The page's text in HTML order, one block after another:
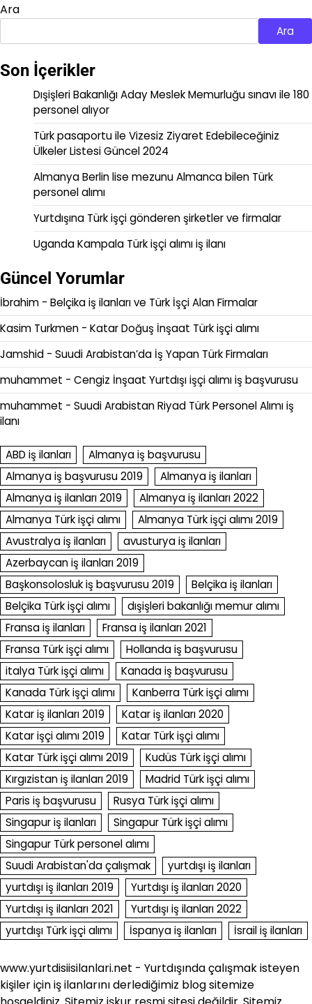
Ara
Ara
Son İçerikler
Dışişleri Bakanlığı Aday Meslek Memurluğu sınavı ile 180
personel alıyor
Türk pasaportu ile Vizesiz Ziyaret Edebileceğiniz
Ülkeler Listesi Güncel 2024
Almanya Berlin lise mezunu Almanca bilen Türk
personel alımı
Yurtdışına Türk işçi gönderen şirketler ve firmalar
Uganda Kampala Türk işçi alımı iş ilanı
Güncel Yorumlar
İbrahim - Belçika iş ilanları ve Türk İşçi Alan Firmalar
Kasim Turkmen - Katar Doğuş İnşaat Türk işçi alımı
Jamshid - Suudi Arabistan’da İş Yapan Türk Firmaları
muhammet - Cengiz İnşaat Yurtdışı işçi alımı iş başvurusu
muhammet - Suudi Arabistan Riyad Türk Personel Alımı iş
ilanı
ABD iş ilanları
Almanya iş başvurusu
Almanya iş başvurusu 2019
Almanya iş ilanları
Almanya iş ilanları 2019
Almanya iş ilanları 2022
Almanya Türk işçi alımı
Almanya Türk işçi alımı 2019
Avustralya iş ilanları
avusturya iş ilanları
Azerbaycan iş ilanları 2019
Başkonsolosluk iş başvurusu 2019
Belçika iş ilanları
Belçika Türk işçi alımı
dışişleri bakanlığı memur alımı
Fransa iş ilanları
Fransa iş ilanları 2021
Fransa Türk işçi alımı
Hollanda iş başvurusu
italya Türk işçi alımı
Kanada iş başvurusu
Kanada Türk işçi alımı
Kanberra Türk işçi alımı
Katar iş ilanları 2019
Katar iş ilanları 2020
Katar işçi alımı 2019
Katar Türk işçi alımı
Katar Türk işçi alımı 2019
Kudüs Türk işçi alımı
Kırgızistan iş ilanları 2019
Madrid Türk işçi alımı
Paris iş başvurusu
Rusya Türk işçi alımı
Singapur iş ilanları
Singapur Türk işçi alımı
Singapur Türk personel alımı
Suudi Arabistan'da çalışmak
yurtdışı iş ilanları
yurtdışı iş ilanları 2019
Yurtdışı iş ilanları 2020
Yurtdışı iş ilanları 2021
Yurtdışı iş ilanları 2022
yurtdışı Türk işçi alımı
İspanya iş ilanları İsrail iş ilanları
www.yurtdisiisilanlari.net - Yurtdışında çalışmak isteyen
kişiler için iş ilanlarını derlediğimiz blog sitemize